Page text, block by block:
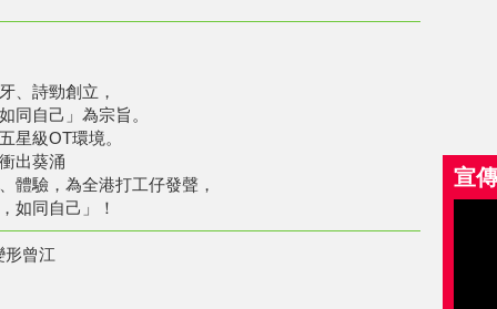
、詩勁創立，
同自己」為宗旨。
星級OT環境。
出葵涌
體驗，為全港打工仔發聲，
如同自己」！
形曾江
宣